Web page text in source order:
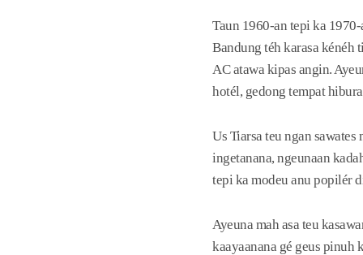
Taun 1960-an tepi ka
Bandung téh karasa kénéh
AC atawa kipas angin.
hotél, gedong tempat
Us Tiarsa teu ngan
ingetanana, ngeunaan
tepi ka modeu anu popilér
Ayeuna mah asa teu
kaayaanana gé geus pinuh